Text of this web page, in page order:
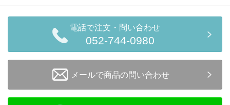
Infomation
ヘルプページ
電話で注文・問い合わせ
052-744-0980
メールで商品の問い合わせ